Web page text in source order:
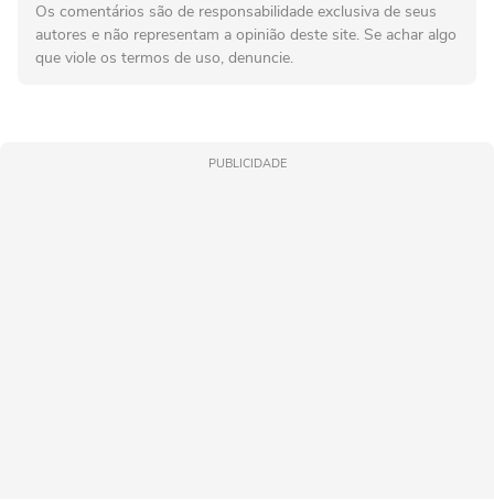
Os comentários são de responsabilidade exclusiva de seus
autores e não representam a opinião deste site. Se achar algo
que viole os termos de uso, denuncie.
PUBLICIDADE